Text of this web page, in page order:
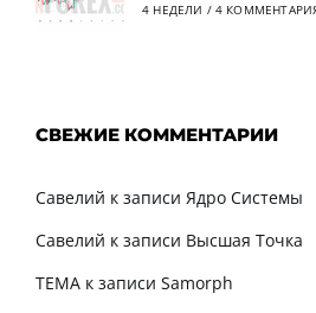
4 НЕДЕЛИ / 4
СВЕЖИЕ КОММЕНТАРИИ
Савелий к записи Ядро Системы
Савелий к записи Высшая Точка
TEMA к записи Samorph